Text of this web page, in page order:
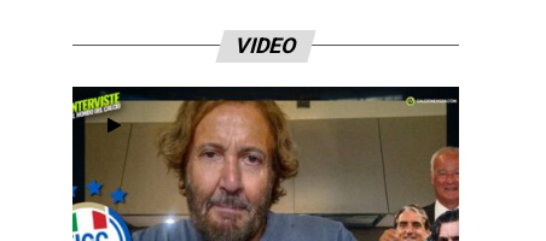
VIDEO